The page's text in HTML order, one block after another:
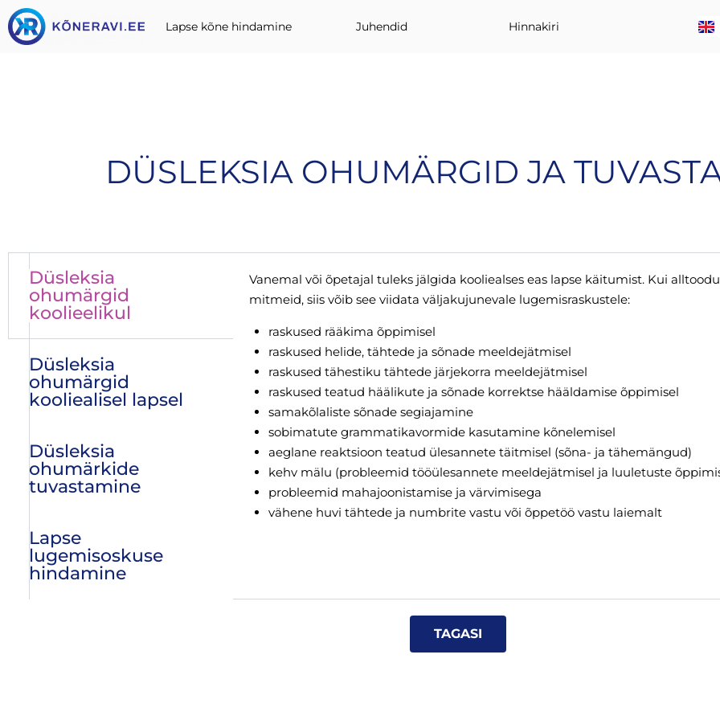
Lapse kõne hindamine Juhendid Hinnakiri
DÜSLEKSIA OHUMÄRGID JA
Düsleksia
ohumärgid
koolieelikul
Düsleksia
ohumärgid
kooliealisel lapsel
Düsleksia
ohumärkide
tuvastamine
Lapse
lugemisoskuse
hindamine
Vanemal või õpetajal tuleks jälgida kooliealses eas lapse käitumist. Kui
mitmeid, siis võib see viidata väljakujunevale lugemisraskustele:
raskused rääkima õppimisel
raskused helide, tähtede ja sõnade meeldejätmisel
raskused tähestiku tähtede järjekorra meeldejätmisel
raskused teatud häälikute ja sõnade korrektse hääldamise õppimisel
samakõlaliste sõnade segiajamine
sobimatute grammatikavormide kasutamine kõnelemisel
aeglane reaktsioon teatud ülesannete täitmisel (sõna- ja tähemängud)
kehv mälu (probleemid tööülesannete meeldejätmisel ja luuletuste
probleemid mahajoonistamise ja värvimisega
vähene huvi tähtede ja numbrite vastu või õppetöö vastu laiemalt
TAGASI